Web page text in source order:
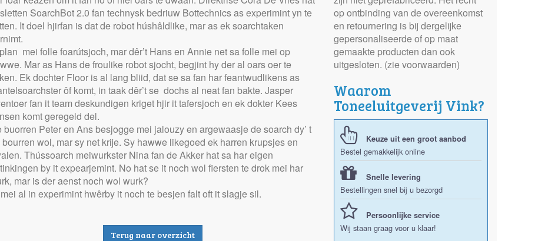
SoarchBot 2.0 fan technysk bedriuw Bottechnics as experimint yn te
It doel hjirfan is dat de robot húshâldlike, mar as ek soarchtaken
mei folle foarútsjoch, mar dêr’t Hans en Annie net sa folle mei op
Mar as Hans de froulike robot sjocht, begjint hy der al oars oer te
Ek dochter Floor is al lang bliid, dat se sa fan har feantwudlikens as
ôf komt, in taak dêr’t se dochs al neat fan bakte. Jasper
fan it team deskundigen kriget hjir it tafersjoch en ek dokter Kees
komt geregeld del.
buorren Peter en Ans besjogge mei jalouzy en argewaasje de soarch dy’ t
wol, mar sy net krije. Sy hawwe likegoed ek harren krupsjes en
Thússoarch meiwurkster Nina fan de Akker hat sa har eigen
by it expearjemint. No hat se it noch wol fiersten te drok mei har
mar is der aenst noch wol wurk?
al in experimint hwêrby it noch te besjen falt oft it slagje sil.
Terug naar overzicht
op ontbinding van de overeenkomst
en retournering is bij dergelijke
gepersonaliseerde of op maat
gemaakte producten dan ook
uitgesloten. (zie voorwaarden)
Waarom
Toneeluitgeverij Vink?
Keuze uit een groot aanbod
Bestel gemakkelijk online
Snelle levering
Bestellingen snel bij u bezorgd
Persoonlijke service
Wij staan graag voor u klaar!